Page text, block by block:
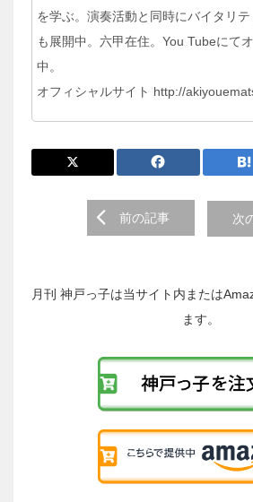
を学ぶ。演奏活動と同時にバイタリ
も展開中。六甲在住。You Tubeにて
中。
オフィシャルサイト http://
稿
前の記事 次
月刊 神戸っ子は当サイト内または
ます。